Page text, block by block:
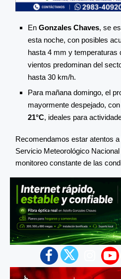
En Gonzales Chaves, se
esta noche, con posibles
hasta 4 mm y temperaturas
vientos predominan del
hasta 30 km/h​.
Para mañana domingo, el
mayormente despejado,
21°C, ideales para
Recomendamos estar atentos
Servicio Meteorológico
monitoreo constante de las